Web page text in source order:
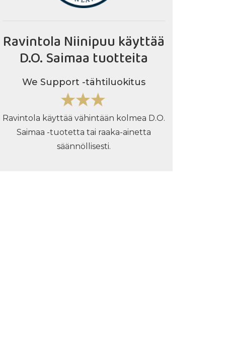
Ravintola Niinipuu käyttää
D.O. Saimaa tuotteita
We Support -tähtiluokitus
Ravintola käyttää vähintään kolmea D.O.
Saimaa -tuotetta tai raaka-ainetta
säännöllisesti.